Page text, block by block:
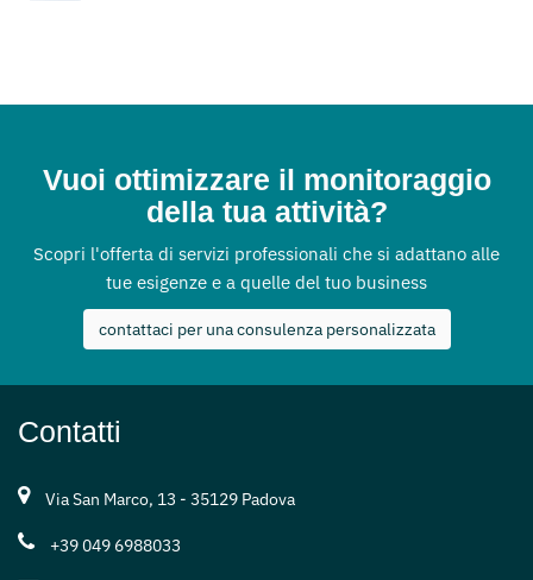
Vuoi ottimizzare il monitoraggio
della tua attività?
Scopri l'offerta di servizi professionali che si adattano alle
tue esigenze e a quelle del tuo business
contattaci per una consulenza personalizzata
Contatti
Via San Marco, 13 - 35129 Padova
+39 049 6988033